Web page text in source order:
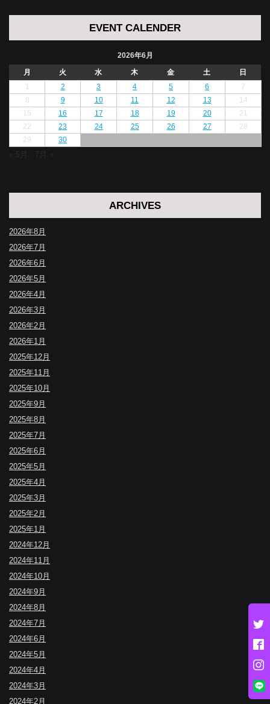
EVENT CALENDER
2026年6月
月
火 水 木 金 土
日
1
2 3 4 5 6
7
8
9 10 11 12 13
14
15
16 17 18 19 20
21
22
23 24 25 26 27
28
29
30
« 5月 7月 »
ARCHIVES
2026年8月
2026年7月
2026年6月
2026年5月
2026年4月
2026年3月
2026年2月
2026年1月
2025年12月
2025年11月
2025年10月
2025年9月
2025年8月
2025年7月
2025年6月
2025年5月
2025年4月
2025年3月
2025年2月
2025年1月
2024年12月
2024年11月
2024年10月
2024年9月
2024年8月
2024年7月
2024年6月
2024年5月
2024年4月
2024年3月
2024年2月